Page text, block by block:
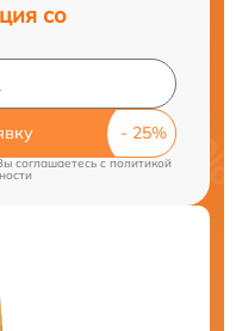
со
соглашаетесь cполитикой